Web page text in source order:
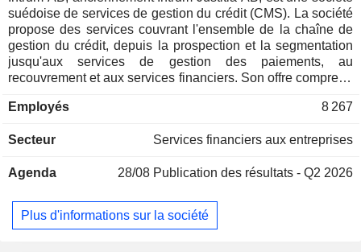
suédoise de services de gestion du crédit (CMS). La société
propose des services couvrant l'ensemble de la chaîne de
gestion du crédit, depuis la prospection et la segmentation
jusqu'aux services de gestion des paiements, au
recouvrement et aux services financiers. Son offre comprend
de crédit, la surveillance du crédit et les informations sur le
des services de paiement, tels que des services de registre
commerce électronique, ainsi que des services de
tels que des services de recouvrement et de surveillance
des dettes, ainsi que des services de recouvrement de
Employés 8 267
Secteur Services financiers aux entreprises
Agenda 28/08 Publication des résultats - Q2 2026
Plus d'informations sur la société